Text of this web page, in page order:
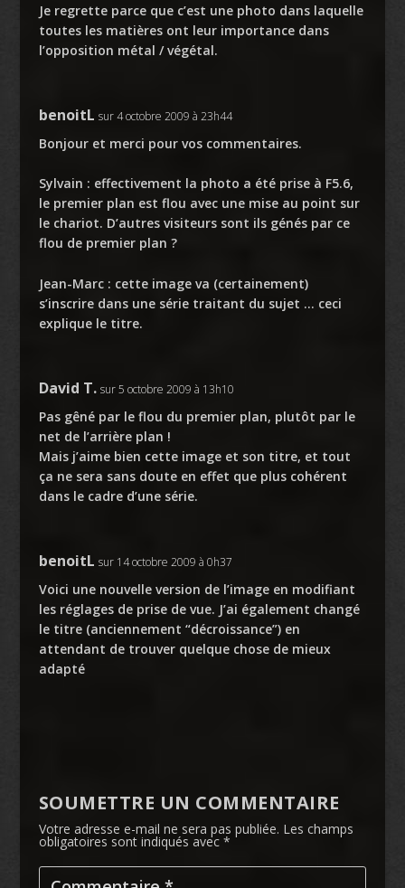
Je regrette parce que c’est une photo dans laquelle
toutes les matières ont leur importance dans
l’opposition métal / végétal.
benoitL sur 4 octobre 2009 à 23h44
Bonjour et merci pour vos commentaires.
Sylvain : effectivement la photo a été prise à F5.6,
le premier plan est flou avec une mise au point sur
le chariot. D’autres visiteurs sont ils génés par ce
flou de premier plan ?
Jean-Marc : cette image va (certainement)
s’inscrire dans une série traitant du sujet … ceci
explique le titre.
David T. sur 5 octobre 2009 à 13h10
Pas gêné par le flou du premier plan, plutôt par le
net de l’arrière plan !
Mais j’aime bien cette image et son titre, et tout
ça ne sera sans doute en effet que plus cohérent
dans le cadre d’une série.
benoitL sur 14 octobre 2009 à 0h37
Voici une nouvelle version de l’image en modifiant
les réglages de prise de vue. J’ai également changé
le titre (anciennement “décroissance”) en
attendant de trouver quelque chose de mieux
adapté
SOUMETTRE UN COMMENTAIRE
Votre adresse e-mail ne sera pas publiée. Les champs
obligatoires sont indiqués avec *